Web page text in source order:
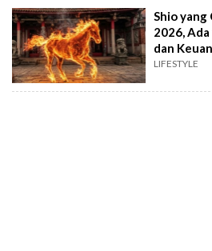
Shio yang
2026,
dan
LIFESTYLE